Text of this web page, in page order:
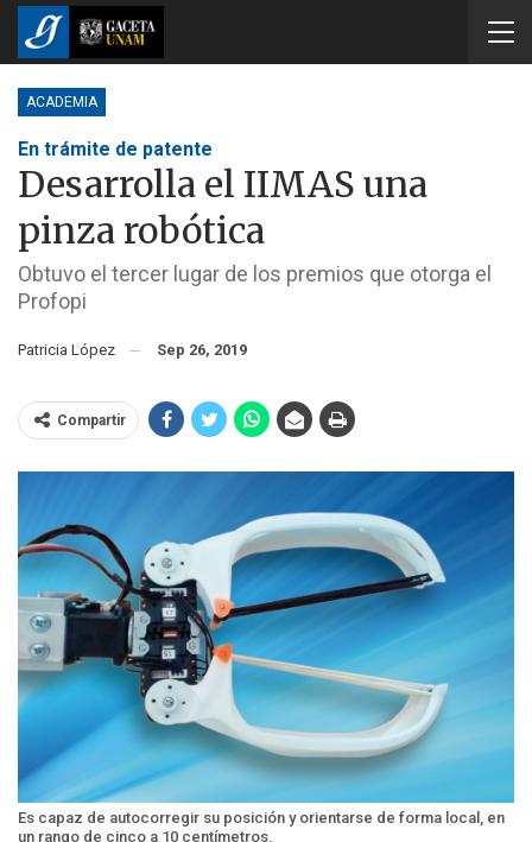
ACADEMIA
En trámite de patente
Desarrolla el IIMAS una
pinza robótica
Obtuvo el tercer lugar de los premios que otorga el
Profopi
Patricia López Sep 26, 2019
Compartir
Es capaz de autocorregir su posición y orientarse de forma local, en
un rango de cinco a 10 centímetros.